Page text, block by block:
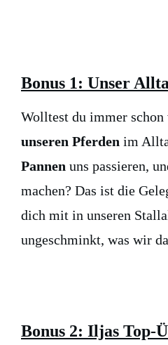
Bonus 1: Unser
Wolltest du immer schon
unseren Pferden im
Pannen uns passieren,
machen? Das ist die
dich mit in unseren
ungeschminkt, was wir
Bonus 2: Iljas Top-